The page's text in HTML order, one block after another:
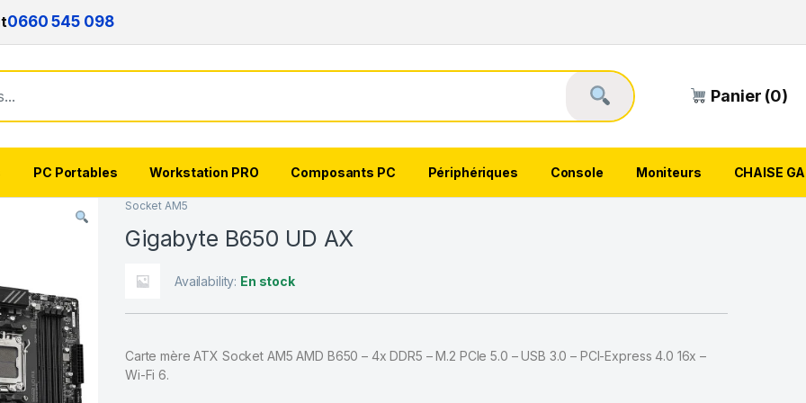
0660 545 098
Panier (0)
PC Portables Workstation PRO Composants PC Périphériques Console Moniteurs CHAISE
Socket AM5
Gigabyte B650 UD AX
Availability: En stock
Carte mère ATX Socket AM5 AMD B650 – 4x DDR5 – M.2 PCIe 5.0 – USB 3.0 – PCI-Express 4.0 16x –
Wi-Fi 6.